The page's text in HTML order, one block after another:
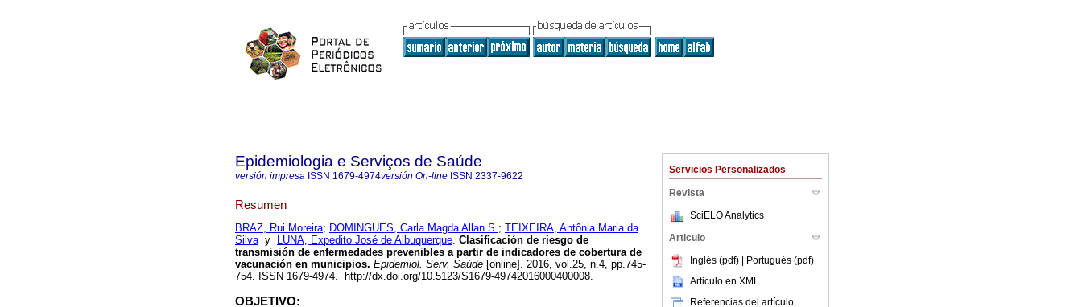
Servicios Personalizados
Revista
SciELO Analytics
Articulo
Inglés (pdf) | Portugués (pdf)
Articulo en XML
Referencias del artículo
Epidemiologia e Serviços de Saúde
versión impresa ISSN 1679-4974versión On-line ISSN 2337-9622
Resumen
BRAZ, Rui Moreira; DOMINGUES, Carla Magda Allan S.; TEIXEIRA, Antônia Maria da
Silvay LUNA, Expedito José de Albuquerque. Clasificación de riesgo de
transmisión de enfermedades prevenibles a partir de indicadores de cobertura de
vacunación en municipios. Epidemiol. Serv. Saúde [online]. 2016, vol.25, n.4, pp.745-
754. ISSN 1679-4974. http://dx.doi.org/10.5123/S1679-49742016000400008.
OBJETIVO: